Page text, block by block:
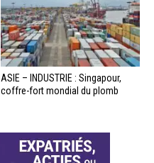
ASIE – INDUSTRIE : Singapour,
coffre-fort mondial du plomb